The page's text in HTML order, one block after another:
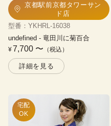
京都駅前京都タワーサン
ド店
型番 ： YKHRL-16038
undefined - 竜田川に菊百合
¥7,700 〜 （税込）
詳細を見る
宅配
OK